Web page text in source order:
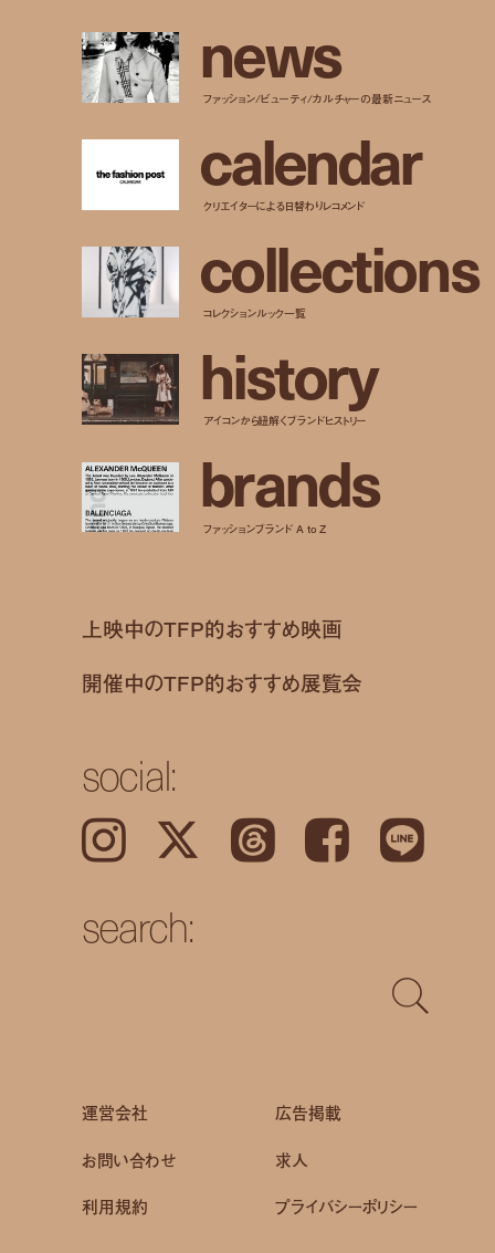
news
ファッション/ビューティ/カルチャーの最新ニュース
calendar
クリエイターによる日替わりレコメンド
collections
コレクションルック一覧
history
アイコンから紐解くブランドヒストリー
brands
ファッションブランド A to Z
上映中のTFP的おすすめ映画
開催中のTFP的おすすめ展覧会
social:
Instagram 𝕏 Threads Facebook LINE
search:
運営会社
広告掲載
お問い合わせ
求人
利用規約
プライバシーポリシー